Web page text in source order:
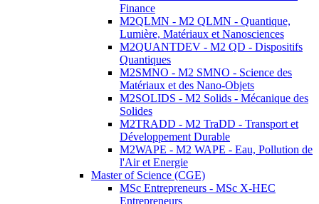
Finance
M2QLMN - M2 QLMN - Quantique,
Lumière, Matériaux et Nanosciences
M2QUANTDEV - M2 QD - Dispositifs
Quantiques
M2SMNO - M2 SMNO - Science des
Matériaux et des Nano-Objets
M2SOLIDS - M2 Solids - Mécanique des
Solides
M2TRADD - M2 TraDD - Transport et
Développement Durable
M2WAPE - M2 WAPE - Eau, Pollution de
l'Air et Energie
Master of Science (CGE)
MSc Entrepreneurs - MSc X-HEC
Entrepreneurs